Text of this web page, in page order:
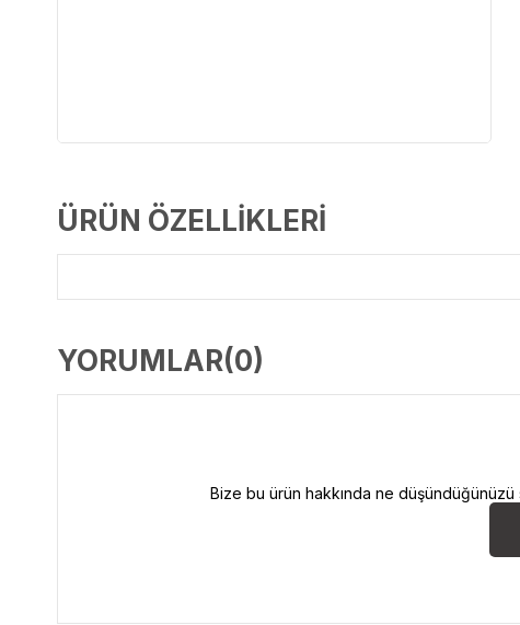
ÜRÜN ÖZELLIKLERI
YORUMLAR(0)
Bize bu ürün hakkında ne düşündüğünüzü